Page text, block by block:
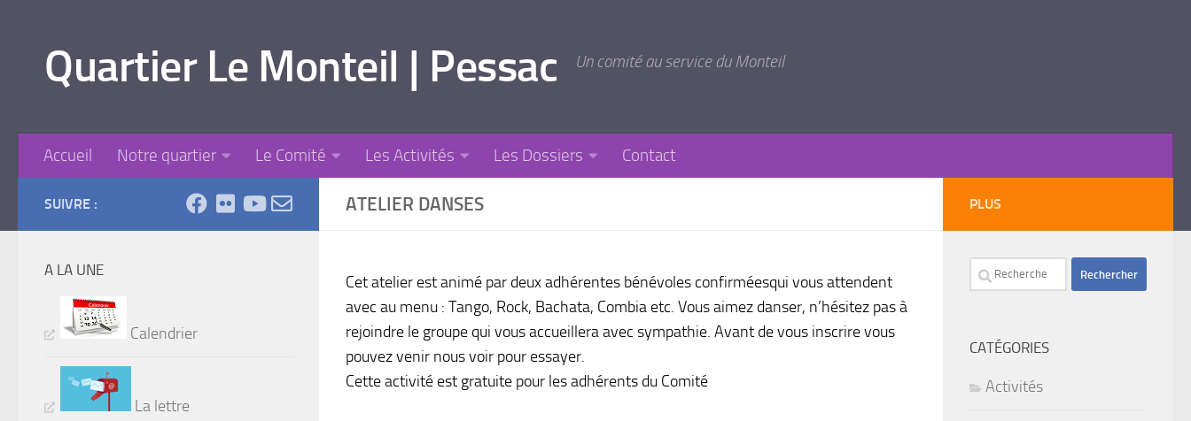
Quartier Le Monteil | Pessac Un comité au service du Monteil
Accueil Notre quartier Le Comité Les Activités Les Dossiers Contact
ATELIER DANSES
Cet atelier est animé par deux adhérentes bénévoles confirméesqui vous attendent
avec au menu : Tango, Rock, Bachata, Combia etc. Vous aimez danser, n’hésitez pas à
rejoindre le groupe qui vous accueillera avec sympathie. Avant de vous inscrire vous
pouvez venir nous voir pour essayer.
Cette activité est gratuite pour les adhérents du Comité
SUIVRE :
A LA UNE
Calendrier
La lettre
PLUS
Rechercher :
CATÉGORIES
Activités